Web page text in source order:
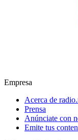
Empresa
Acerca de
Prensa
Anúnciate con
Emite tus